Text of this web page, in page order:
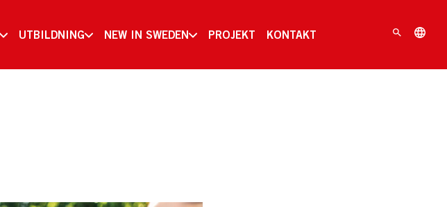
UTBILDNING NEW IN SWEDEN PROJEKT KONTAKT